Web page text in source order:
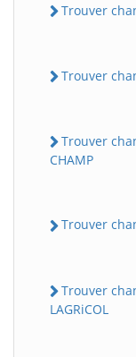
Trouver
Trouver
Trouver
CHAMP
Trouver
Trouver
LAGRiCOL